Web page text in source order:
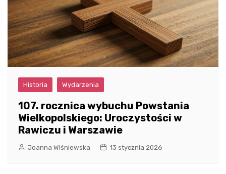
Historia Wydarzenia
107. rocznica wybuchu Powstania
Wielkopolskiego: Uroczystości w
Rawiczu i Warszawie
Joanna Wiśniewska 13 stycznia 2026